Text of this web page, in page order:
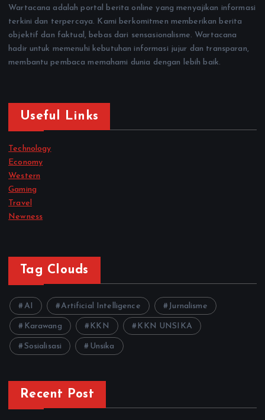
Wartacana adalah portal berita online yang menyajikan informasi
terkini dan terpercaya. Kami berkomitmen memberikan berita
objektif dan faktual, bebas dari sensasionalisme. Wartacana
hadir untuk memenuhi kebutuhan informasi jujur dan transparan,
membantu pembaca memahami dunia dengan lebih baik.
Useful Links
Technology
Economy
Western
Gaming
Travel
Newness
Tag Clouds
AI Artificial Intelligence Jurnalisme
Karawang KKN KKN UNSIKA
Sosialisasi Unsika
Recent Post